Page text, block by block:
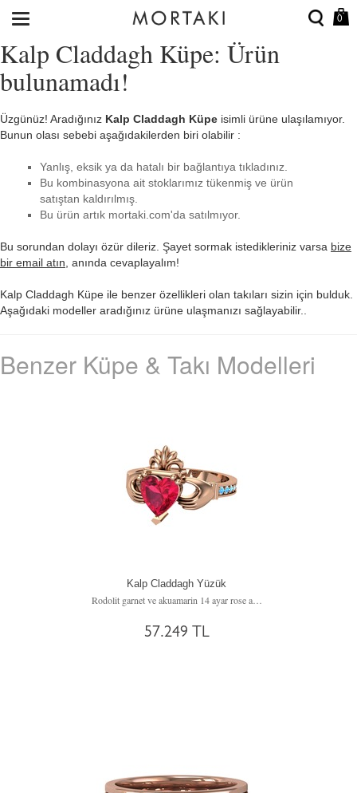
0
Kalp Claddagh Küpe: Ürün
bulunamadı!
Üzgünüz! Aradığınız Kalp Claddagh Küpe isimli ürüne ulaşılamıyor.
Bunun olası sebebi aşağıdakilerden biri olabilir :
Yanlış, eksik ya da hatalı bir bağlantıya tıkladınız.
Bu kombinasyona ait stoklarımız tükenmiş ve ürün
satıştan kaldırılmış.
Bu ürün artık mortaki.com'da satılmıyor.
Bu sorundan dolayı özür dileriz. Şayet sormak istedikleriniz varsa bize
bir email atın , anında cevaplayalım!
Kalp Claddagh Küpe ile benzer özellikleri olan takıları sizin için bulduk.
Aşağıdaki modeller aradığınız ürüne ulaşmanızı sağlayabilir..
Benzer Küpe & Takı Modelleri
Kalp Claddagh Yüzük
Rodolit garnet ve akuamarin 14 ayar rose altın yüzük
57.249 TL